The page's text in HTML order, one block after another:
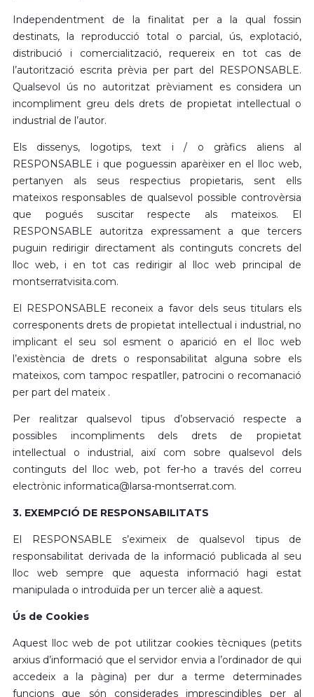
Independentment de la finalitat per a la qual fossin
destinats, la reproducció total o parcial, ús, explotació,
distribució i comercialització, requereix en tot cas de
l’autorització escrita prèvia per part del RESPONSABLE.
Qualsevol ús no autoritzat prèviament es considera un
incompliment greu dels drets de propietat intel·lectual o
industrial de l’autor.
Els dissenys, logotips, text i / o gràfics aliens al
RESPONSABLE i que poguessin aparèixer en el lloc web,
pertanyen als seus respectius propietaris, sent ells
mateixos responsables de qualsevol possible controvèrsia
que pogués suscitar respecte als mateixos. El
RESPONSABLE autoritza expressament a que tercers
puguin redirigir directament als continguts concrets del
lloc web, i en tot cas redirigir al lloc web principal de
montserratvisita.com.
El RESPONSABLE reconeix a favor dels seus titulars els
corresponents drets de propietat intel·lectual i industrial, no
implicant el seu sol esment o aparició en el lloc web
l’existència de drets o responsabilitat alguna sobre els
mateixos, com tampoc respatller, patrocini o recomanació
per part del mateix .
Per realitzar qualsevol tipus d’observació respecte a
possibles incompliments dels drets de propietat
intel·lectual o industrial, així com sobre qualsevol dels
continguts del lloc web, pot fer-ho a través del correu
electrònic informatica@larsa-montserrat.com.
3. EXEMPCIÓ DE RESPONSABILITATS
El RESPONSABLE s’eximeix de qualsevol tipus de
responsabilitat derivada de la informació publicada al seu
lloc web sempre que aquesta informació hagi estat
manipulada o introduïda per un tercer aliè a aquest.
Ús de Cookies
Aquest lloc web de pot utilitzar cookies tècniques (petits
arxius d’informació que el servidor envia a l’ordinador de qui
accedeix a la pàgina) per dur a terme determinades
funcions que són considerades imprescindibles per al